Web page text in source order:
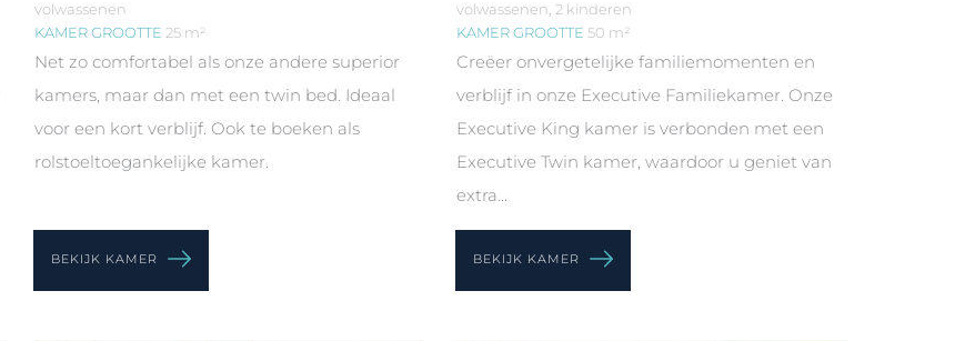
volwassenen
KAMER GROOTTE 25 m²
Net zo comfortabel als onze andere superior
kamers, maar dan met een twin bed. Ideaal
voor een kort verblijf. Ook te boeken als
rolstoeltoegankelijke kamer.
BEKIJK KAMER
volwassenen, 2 kinderen
KAMER GROOTTE 50 m²
Creëer onvergetelijke familiemomenten en
verblijf in onze Executive Familiekamer. Onze
Executive King kamer is verbonden met een
Executive Twin kamer, waardoor u geniet van
extra...
BEKIJK KAMER